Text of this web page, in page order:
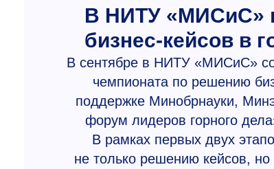
В НИТУ «МИСиС»
бизнес-кейсов в
В сентябре в НИТУ «МИСиС»
чемпионата по решению
поддержке Минобрнауки,
форум лидеров горного
В рамках первых двух
не только решению кейсов,